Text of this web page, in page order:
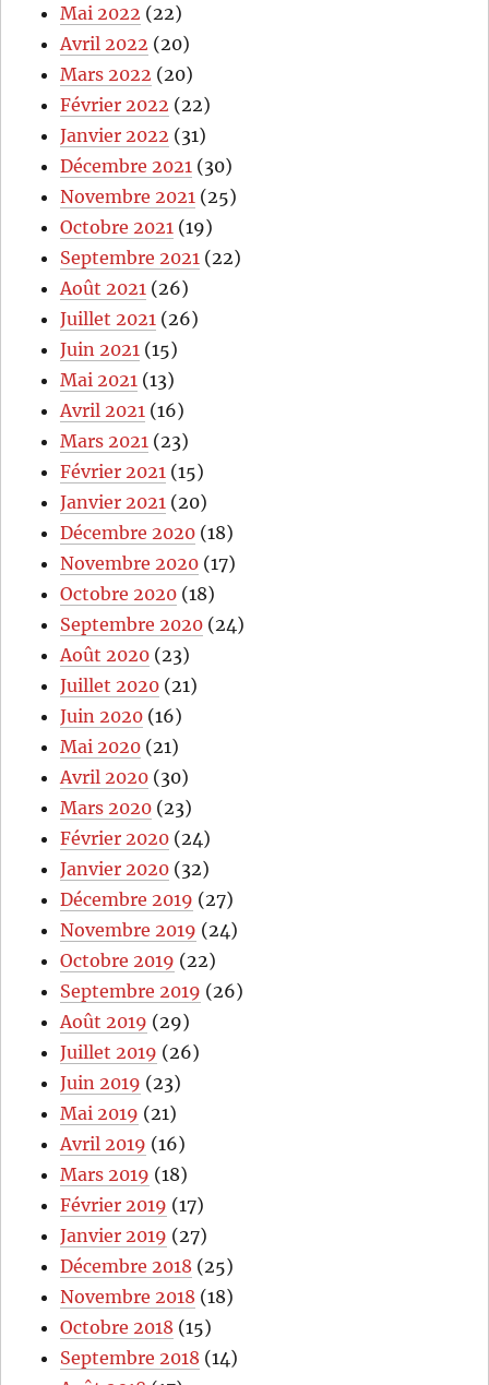
Mai 2022 (22)
Avril 2022 (20)
Mars 2022 (20)
Février 2022 (22)
Janvier 2022 (31)
Décembre 2021 (30)
Novembre 2021 (25)
Octobre 2021 (19)
Septembre 2021 (22)
Août 2021 (26)
Juillet 2021 (26)
Juin 2021 (15)
Mai 2021 (13)
Avril 2021 (16)
Mars 2021 (23)
Février 2021 (15)
Janvier 2021 (20)
Décembre 2020 (18)
Novembre 2020 (17)
Octobre 2020 (18)
Septembre 2020 (24)
Août 2020 (23)
Juillet 2020 (21)
Juin 2020 (16)
Mai 2020 (21)
Avril 2020 (30)
Mars 2020 (23)
Février 2020 (24)
Janvier 2020 (32)
Décembre 2019 (27)
Novembre 2019 (24)
Octobre 2019 (22)
Septembre 2019 (26)
Août 2019 (29)
Juillet 2019 (26)
Juin 2019 (23)
Mai 2019 (21)
Avril 2019 (16)
Mars 2019 (18)
Février 2019 (17)
Janvier 2019 (27)
Décembre 2018 (25)
Novembre 2018 (18)
Octobre 2018 (15)
Septembre 2018 (14)